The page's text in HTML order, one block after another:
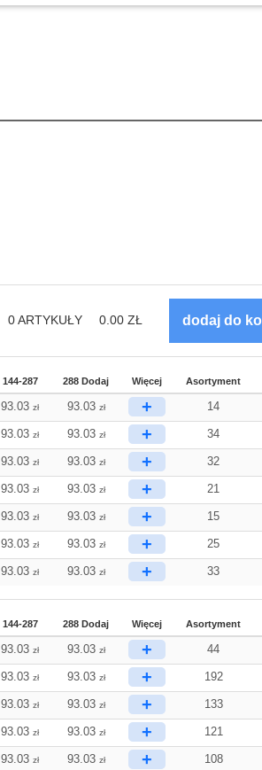
0ARTYKUŁY 0.00 ZŁ
144-287 288 Dodaj Więcej Asortyment
93.03zł 93.03 zł + 14
93.03zł 93.03 zł + 34
93.03zł 93.03 zł + 32
93.03zł 93.03 zł + 21
93.03zł 93.03 zł + 15
93.03zł 93.03 zł + 25
93.03zł 93.03 zł + 33
144-287 288 Dodaj Więcej Asortyment
93.03zł 93.03 zł + 44
93.03zł 93.03 zł + 192
93.03zł 93.03 zł + 133
93.03zł 93.03 zł + 121
93.03zł 93.03 zł + 108